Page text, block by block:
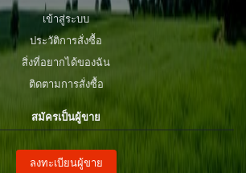
เข้าสู่ระบบ
ประวัติการสั่งซื้อ
สิ่งที่อยากได้ของฉัน
ติดตามการสั่งซื้อ
สมัครเป็นผู้ขาย
ลงทะเบียนผู้ขาย